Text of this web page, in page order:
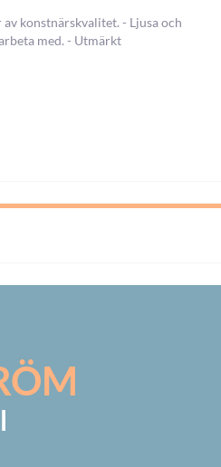
konstnärskvalitet. - Ljusa och
med. - Utmärkt